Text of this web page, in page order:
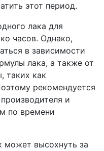
этот период.
лака для
часов. Однако,
в зависимости
лака, а также от
таких как
рекомендуется
и
по времени
может высохнуть за